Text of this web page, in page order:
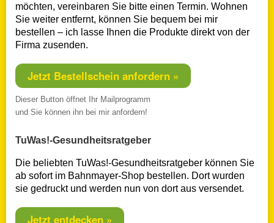
möchten, vereinbaren Sie bitte einen Termin. Wohnen
Sie weiter entfernt, können Sie bequem bei mir
bestellen – ich lasse Ihnen die Produkte direkt von der
Firma zusenden.
Jetzt Bestellschein anfordern »
Dieser Button öffnet Ihr Mailprogramm
und Sie können ihn bei mir anfordern!
TuWas!-Gesundheitsratgeber
Die beliebten TuWas!-Gesundheitsratgeber können Sie
ab sofort im Bahnmayer-Shop bestellen. Dort wurden
sie gedruckt und werden nun von dort aus versendet.
Jetzt entdecken »